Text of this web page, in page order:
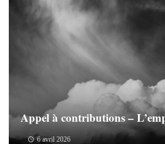
Appel à contributions –
6 avril 2026